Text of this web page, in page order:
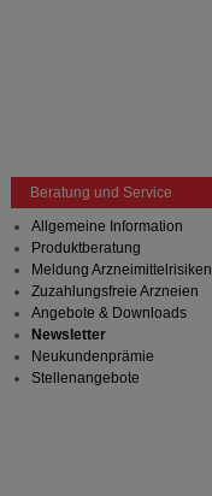
Beratung und Service
Allgemeine Information
Produktberatung
Meldung Arzneimittelrisiken
Zuzahlungsfreie Arzneien
Angebote & Downloads
Newsletter
Neukundenprämie
Stellenangebote